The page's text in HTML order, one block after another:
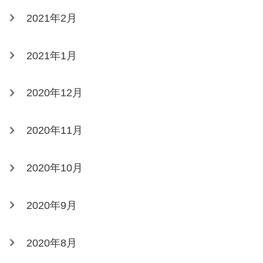
2021年2月
2021年1月
2020年12月
2020年11月
2020年10月
2020年9月
2020年8月